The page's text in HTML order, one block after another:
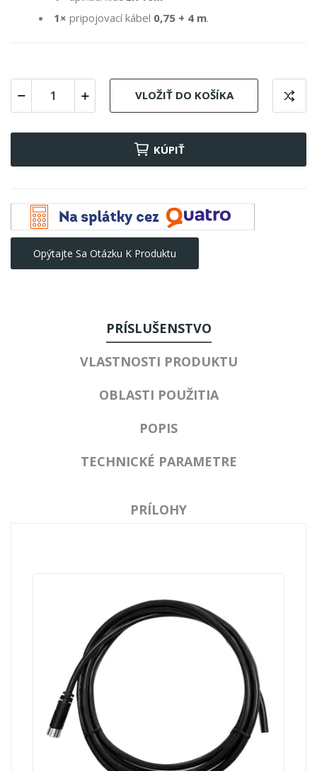
1× pripojovací kábel 0,75 + 4 m.
VLOŽIŤ DO KOŠÍKA
KÚPIŤ
Opýtajte Sa Otázku K Produktu
PRÍSLUŠENSTVO
VLASTNOSTI PRODUKTU
OBLASTI POUŽITIA
POPIS
TECHNICKÉ PARAMETRE
PRÍLOHY